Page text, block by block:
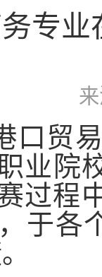
专
口贸
业院
过程
于各